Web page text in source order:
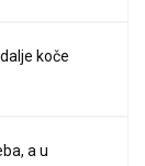
koče
a u